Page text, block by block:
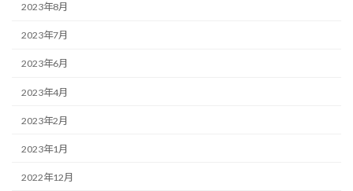
2023年8月
2023年7月
2023年6月
2023年4月
2023年2月
2023年1月
2022年12月